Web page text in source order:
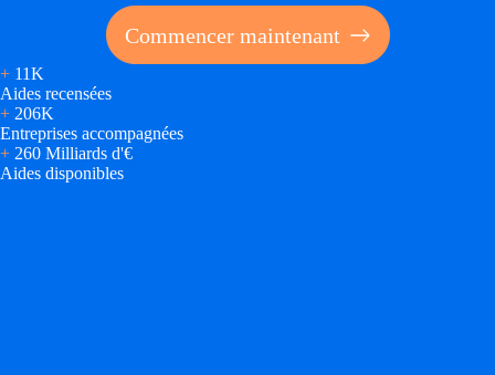
Commencer maintenant
+ 11K
Aides recensées
+ 206K
Entreprises accompagnées
+ 260 Milliards d'€
Aides disponibles